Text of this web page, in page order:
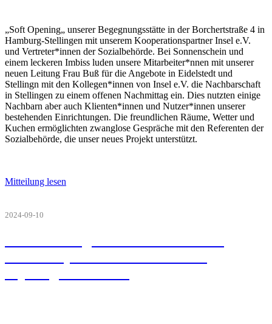
„Soft Opening„ unserer Begegnungsstätte in der Borchertstraße 4 in
Hamburg-Stellingen mit unserem Kooperationspartner Insel e.V.
und Vertreter*innen der Sozialbehörde. Bei Sonnenschein und
einem leckeren Imbiss luden unsere Mitarbeiter*nnen mit unserer
neuen Leitung Frau Buß für die Angebote in Eidelstedt und
Stellingn mit den Kollegen*innen von Insel e.V. die Nachbarschaft
in Stellingen zu einem offenen Nachmittag ein. Dies nutzten einige
Nachbarn aber auch Klienten*innen und Nutzer*innen unserer
bestehenden Einrichtungen. Die freundlichen Räume, Wetter und
Kuchen ermöglichten zwanglose Gespräche mit den Referenten der
Sozialbehörde, die unser neues Projekt unterstützt.
Mitteilung lesen
2024-09-10